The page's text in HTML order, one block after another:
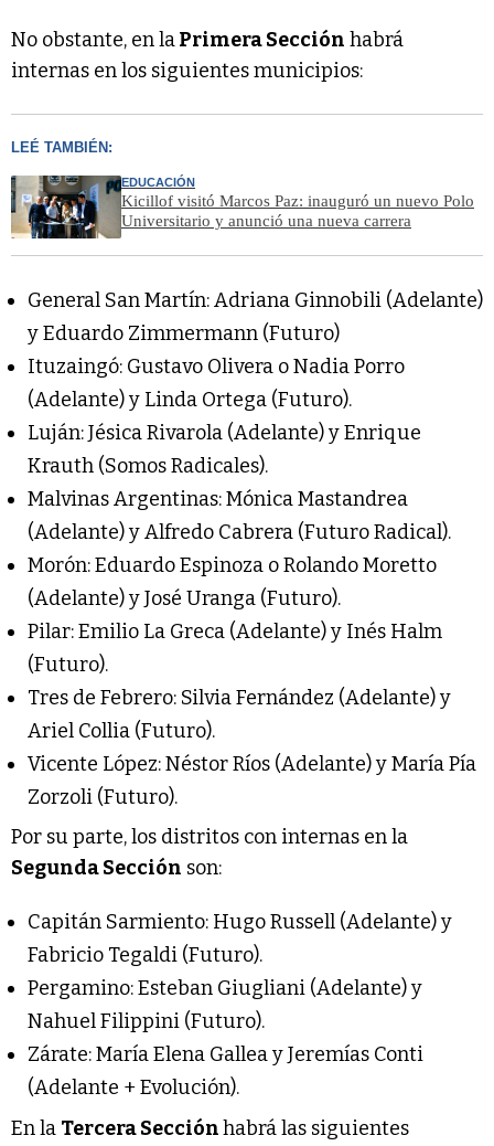
No obstante, en laPrimera Sección habrá
internas en los siguientes municipios:
LEÉ TAMBIÉN:
EDUCACIÓN
Kicillof visitó Marcos Paz: inauguró un nuevo Polo
Universitario y anunció una nueva carrera
General San Martín: Adriana Ginnobili (Adelante)
y Eduardo Zimmermann (Futuro)
Ituzaingó: Gustavo Olivera o Nadia Porro
(Adelante) y Linda Ortega (Futuro).
Luján: Jésica Rivarola (Adelante) y Enrique
Krauth (Somos Radicales).
Malvinas Argentinas: Mónica Mastandrea
(Adelante) y Alfredo Cabrera (Futuro Radical).
Morón: Eduardo Espinoza o Rolando Moretto
(Adelante) y José Uranga (Futuro).
Pilar: Emilio La Greca (Adelante) y Inés Halm
(Futuro).
Tres de Febrero: Silvia Fernández (Adelante) y
Ariel Collia (Futuro).
Vicente López: Néstor Ríos (Adelante) y María Pía
Zorzoli (Futuro).
Por su parte, los distritos con internas en la
Segunda Sección son:
Capitán Sarmiento: Hugo Russell (Adelante) y
Fabricio Tegaldi (Futuro).
Pergamino: Esteban Giugliani (Adelante) y
Nahuel Filippini (Futuro).
Zárate: María Elena Gallea y Jeremías Conti
(Adelante + Evolución).
En la Tercera Secciónhabrá las siguientes